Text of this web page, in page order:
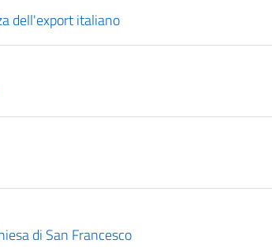
dell'export italiano
di San Francesco